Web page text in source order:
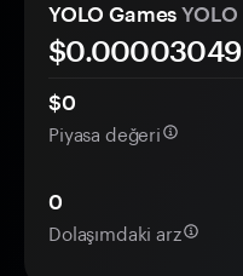
YOLO Games YOLO
$0.00003049
$0
Piyasa değeri
0
Dolaşımdaki arz